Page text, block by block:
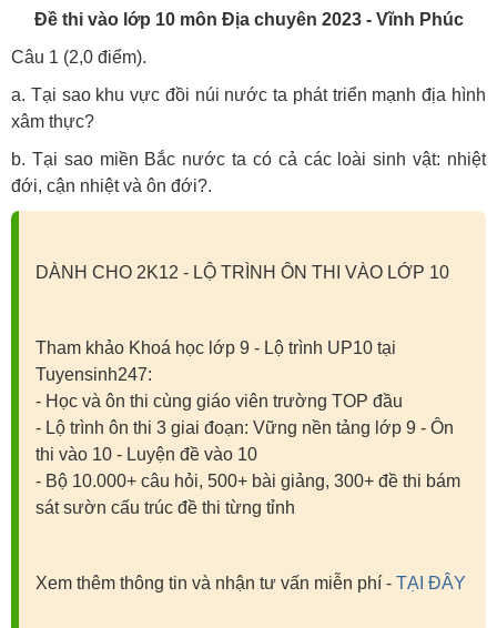
Đề thi vào lớp 10 môn Địa chuyên 2023 - Vĩnh Phúc
Câu 1 (2,0 điểm).
a. Tại sao khu vực đồi núi nước ta phát triển mạnh địa hình
xâm thực?
b. Tại sao miền Bắc nước ta có cả các loài sinh vật: nhiệt
đới, cận nhiệt và ôn đới?.
DÀNH CHO 2K12 - LỘ TRÌNH ÔN THI VÀO LỚP 10
Tham khảo Khoá học lớp 9 - Lộ trình UP10 tại
Tuyensinh247:
- Học và ôn thi cùng giáo viên trường TOP đầu
- Lộ trình ôn thi 3 giai đoạn: Vững nền tảng lớp 9 - Ôn
thi vào 10 - Luyện đề vào 10
- Bộ 10.000+ câu hỏi, 500+ bài giảng, 300+ đề thi bám
sát sườn cấu trúc đề thi từng tỉnh
Xem thêm thông tin và nhận tư vấn miễn phí - TẠI ĐÂY